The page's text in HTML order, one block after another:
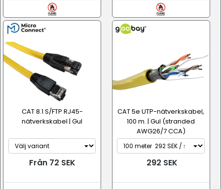
CAT 8.1 S/FTP RJ45-
nätverkskabel | Gul
Från 72 SEK
CAT 5e UTP-nätverkskabel,
100 m. | Gul (stranded
AWG26/7 CCA)
292 SEK